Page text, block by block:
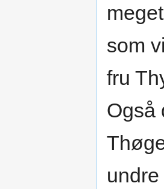
som
fru
Også